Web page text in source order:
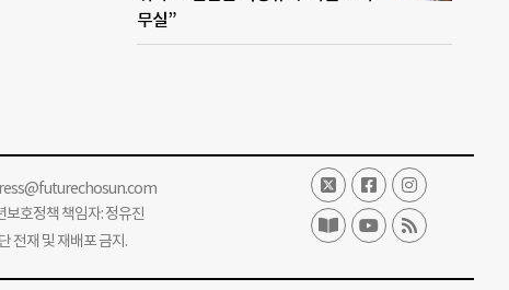
무실”
호정책 책임자: 정유진
재 및 재배포 금지.